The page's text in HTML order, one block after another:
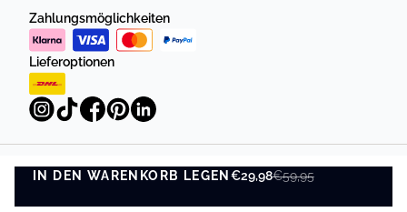
IN DEN WARENKORB LEGEN€29,98€59,95
IN DEN WARENKORB LEGEN
Zahlungsmöglichkeiten
Lieferoptionen
Datenschutzrichtlinie Geschäftsbedingungen